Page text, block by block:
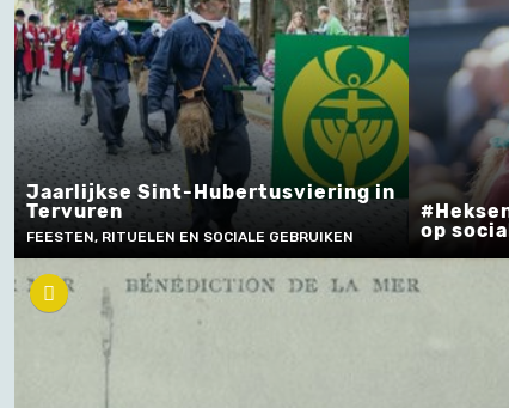
Jaarlijkse Sint-Hubertusviering in
Tervuren
FEESTEN, RITUELEN EN SOCIALE GEBRUIKEN
op